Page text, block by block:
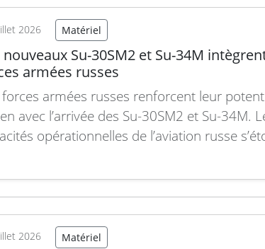
2026 Matériel
nouveaux Su-30SM2 et Su-34M
armées russes
forces armées russes renforcent leur
avec l’arrivée des Su-30SM2 et Su-34M.
opérationnelles de l’aviation russe
Su-34M au sein des unités de
deux versions modernisées témoignent
de la Russie pour consolider…Lire la
2026 Matériel